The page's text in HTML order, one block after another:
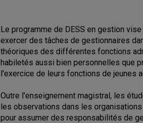
Le programme de DESS en gestion
exercer des tâches de gestionnaires
théoriques des différentes fonctions
habiletés aussi bien personnelles que
l'exercice de leurs fonctions de jeunes
Outre l'enseignement magistral, les
les observations dans les
pour assumer des responsabilités de